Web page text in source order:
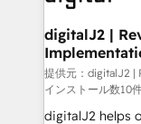
customers).
digitalJ2 |
提供元：digitalJ2 |
インストール数10
digitalJ2 helps